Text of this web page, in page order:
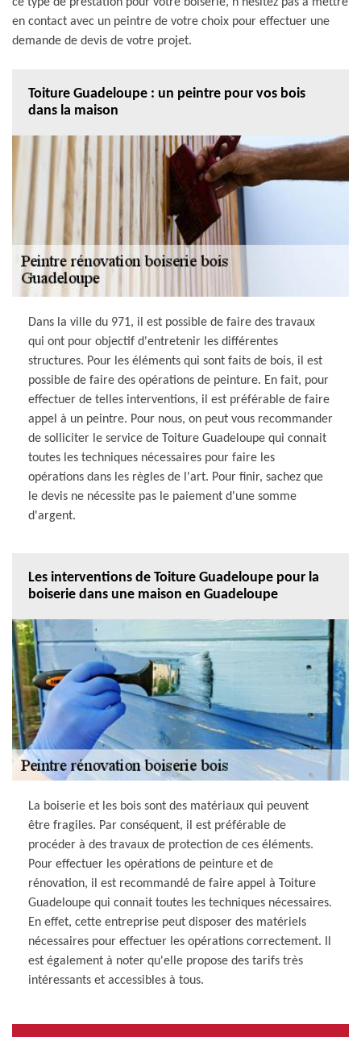
en contact avec un peintre de votre choix pour effectuer une
demande de devis de votre projet.
Toiture Guadeloupe : un peintre pour vos bois
dans la maison
Dans la ville du 971, il est possible de faire des travaux
qui ont pour objectif d'entretenir les différentes
structures. Pour les éléments qui sont faits de bois, il est
possible de faire des opérations de peinture. En fait, pour
effectuer de telles interventions, il est préférable de faire
appel à un peintre. Pour nous, on peut vous recommander
de solliciter le service de Toiture Guadeloupe qui connait
toutes les techniques nécessaires pour faire les
opérations dans les règles de l'art. Pour finir, sachez que
le devis ne nécessite pas le paiement d'une somme
d'argent.
Les interventions de Toiture Guadeloupe pour la
boiserie dans une maison en Guadeloupe
La boiserie et les bois sont des matériaux qui peuvent
être fragiles. Par conséquent, il est préférable de
procéder à des travaux de protection de ces éléments.
Pour effectuer les opérations de peinture et de
rénovation, il est recommandé de faire appel à Toiture
Guadeloupe qui connait toutes les techniques nécessaires.
En effet, cette entreprise peut disposer des matériels
nécessaires pour effectuer les opérations correctement. Il
est également à noter qu'elle propose des tarifs très
intéressants et accessibles à tous.